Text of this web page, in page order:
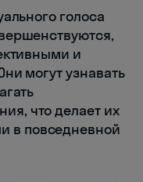
голоса
и
могут узнавать
что делает их
в повседневной